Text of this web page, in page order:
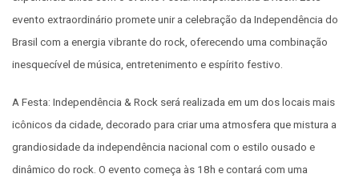
evento extraordinário promete unir a celebração da Independência do
Brasil com a energia vibrante do rock, oferecendo uma combinação
inesquecível de música, entretenimento e espírito festivo.
A Festa: Independência & Rock será realizada em um dos locais mais
icônicos da cidade, decorado para criar uma atmosfera que mistura a
grandiosidade da independência nacional com o estilo ousado e
dinâmico do rock. O evento começa às 18h e contará com uma